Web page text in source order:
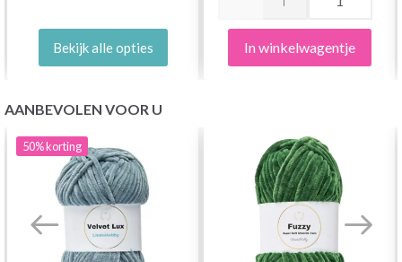
Bekijk alle opties In winkelwagentje
AANBEVOLEN VOOR U
50%korting